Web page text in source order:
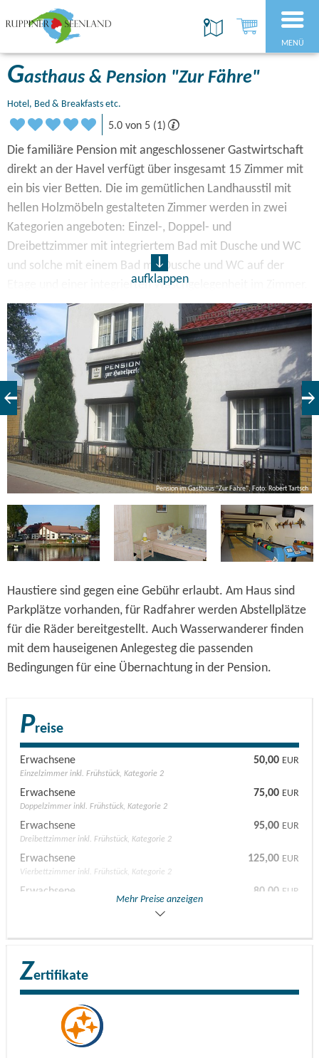
MENÜ
Gasthaus & Pension "Zur Fähre"
Hotel, Bed & Breakfasts etc.
5.0 von 5 (1)
Die familiäre Pension mit angeschlossener Gastwirtschaft
direkt an der Havel verfügt über insgesamt 15 Zimmer mit
ein bis vier Betten. Die im gemütlichen Landhausstil mit
hellen Holzmöbeln gestalteten Zimmer werden in zwei
Kategorien angeboten: Einzel-, Doppel- und
Dreibettzimmer mit integriertem Bad mit Dusche und WC
und solche mit einem Bad mit Dusche und WC auf der
Etage und einer integrierten Waschgelegenheit im Zimmer.
Die Vierbettzimmer sind nur in letzterer Kategorie buchbar.
Alle Zimmer verfügen über TV und Radio.
aufklappen
Pension im Gasthaus "Zur Fähre", Foto: Robert Tartsch
Haustiere sind gegen eine Gebühr erlaubt. Am Haus sind
Parkplätze vorhanden, für Radfahrer werden Abstellplätze
für die Räder bereitgestellt. Auch Wasserwanderer finden
mit dem hauseigenen Anlegesteg die passenden
Bedingungen für eine Übernachtung in der Pension.
Preise
Erwachsene 50,00 EUR
Einzelzimmer inkl. Frühstück, Kategorie 2
Erwachsene 75,00 EUR
Doppelzimmer inkl. Frühstück, Kategorie 2
Erwachsene 95,00 EUR
Dreibettzimmer inkl. Frühstück, Kategorie 2
Erwachsene 125,00 EUR
Vierbettzimmer inkl. Frühstück, Kategorie 2
Erwachsene 80,00 EUR
Einzelzimmer inkl. Frühstück, Kategorie 1
Doppelzimmer inkl. Frühstück, Kategorie 1
Dreibettzimmer inkl. Frühstück, Kategorie 1
Mehr Preise anzeigen
Zertifikate